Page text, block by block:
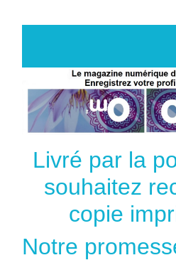
Livré par la
souhaitez
copie
Notre